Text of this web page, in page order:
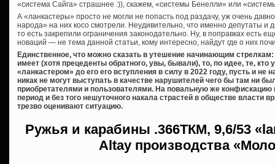
«система Сайга» страшнее :)), скажем, «системы Бенелли» или
А «ланкастеры» просто не могли не попасть под раздачу, уж очень
народа» на них косо смотрели. Неудивительно, что именно депутаты и
то есть закрепили ограничения законодательно. Ну, в поправках есть
новаций — не тема данной статьи, кому интересно, найдут где о них
Единственное, что можно сказать в утешение начинающим
имеет (хотя прецеденты обратного, увы, бывали), то, по идее, те, кто
«ланкастером» до его его вступления в силу в 2022 году, пусть и не
никак не могут выступать в качестве нарушителей чего бы там ни
приобретателями и пользователями. На повальную же конфискацию
период и без того нешуточного накала страстей в обществе власти
трезво оценивают ситуацию.
Ружья и карабины .366ТКМ, 9,6/53
Altay производства